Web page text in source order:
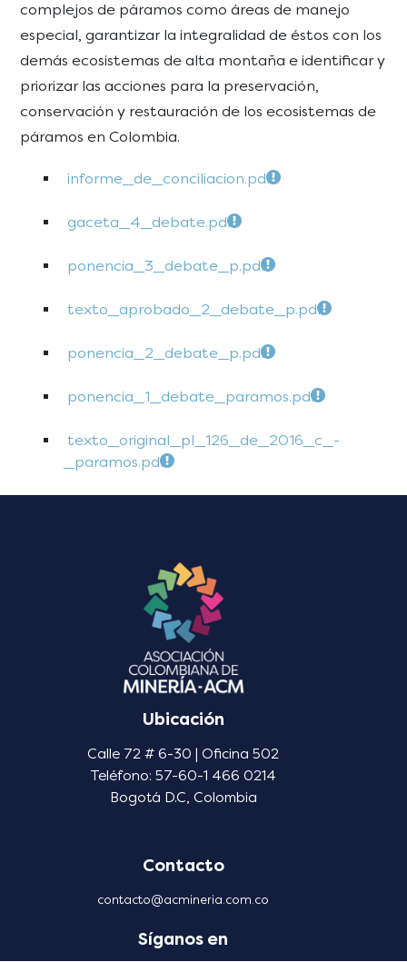
complejos de páramos como áreas de manejo
especial, garantizar la integralidad de éstos con los
demás ecosistemas de alta montaña e identificar y
priorizar las acciones para la preservación,
conservación y restauración de los ecosistemas de
páramos en Colombia.
informe_de_conciliacion.pdf
gaceta_4_debate.pdf
ponencia_3_debate_p.pdf
texto_aprobado_2_debate_p.pdf
ponencia_2_debate_p.pdf
ponencia_1_debate_paramos.pdf
texto_original_pl_126_de_2016_c_-
_paramos.pdf
Ubicación
Calle 72 # 6-30 | Oficina 502
Teléfono: 57-60-1 466 0214
Bogotá D.C, Colombia
Contacto
contacto@acmineria.com.co
Síganos en